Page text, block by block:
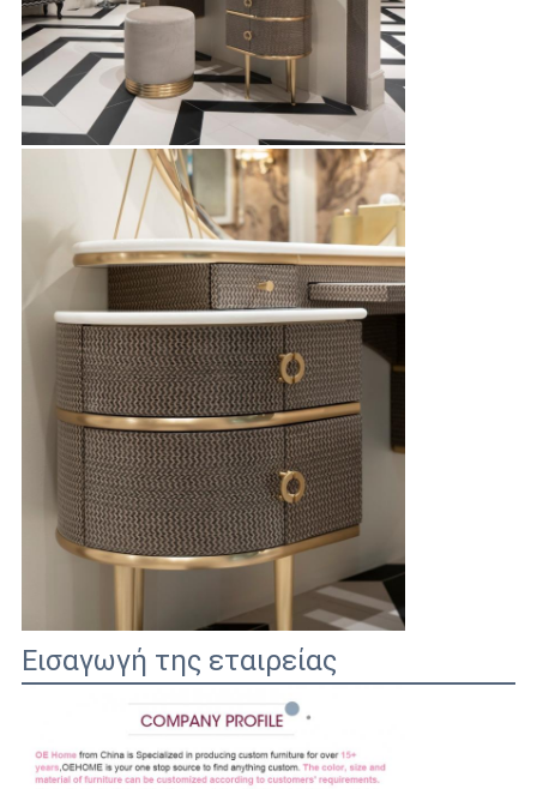
Εισαγωγή της εταιρείας